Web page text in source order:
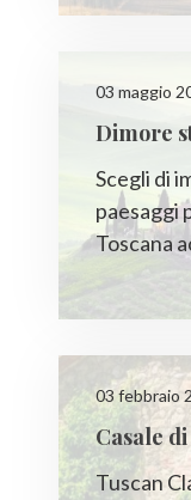
03 maggio
Dimore
Scegli di
paesaggi
Toscana
03 febbraio
Casale
Tuscan